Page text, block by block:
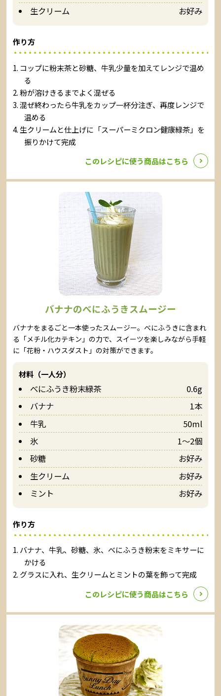
生クリーム
お好み
作り方
コップに粉末茶と砂糖、牛乳少量を加えてレンジで温め
る
粉が溶けきるまでよく混ぜる
混ぜ終わったら牛乳をカップ一杯分注ぎ、再度レンジで
温める
生クリームと仕上げに「スーパーミクロン健康緑茶」を
振りかけて完成
このレシピに使う商品はこちら
バナナのべにふうきスムージー
バナナをまるごと一本使ったスムージー。べにふうきに含まれ
る「メチル化カテキン」の力で、スイーツを楽しみながら手軽
に「花粉・ハウスダスト」の対策ができます。
材料（一人分）
べにふうき粉末緑茶
0.6g
バナナ
1本
牛乳
50ml
氷
1～2個
砂糖
お好み
生クリーム
お好み
ミント
お好み
作り方
バナナ、牛乳、砂糖、氷、べにふうき粉末をミキサーに
かける
グラスに入れ、生クリームとミントの葉を飾って完成
このレシピに使う商品はこちら